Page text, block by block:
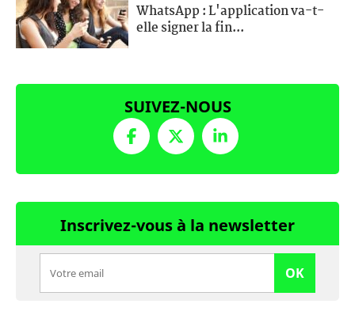
WhatsApp : L'application va-t-
elle signer la fin...
SUIVEZ-NOUS
Inscrivez-vous à la newsletter
OK